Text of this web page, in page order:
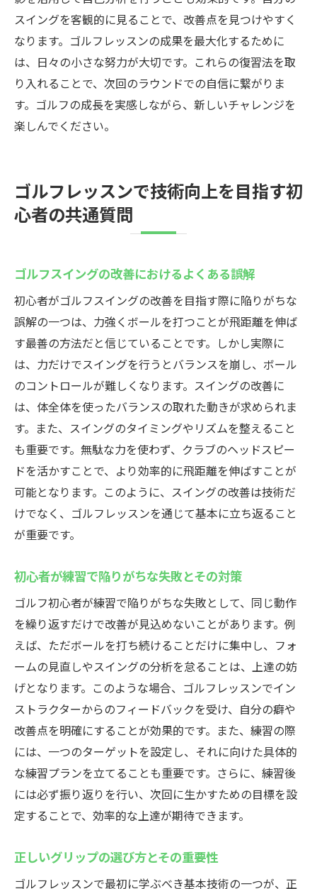
スイングを客観的に見ることで、改善点を見つけやすく
なります。ゴルフレッスンの成果を最大化するために
は、日々の小さな努力が大切です。これらの復習法を取
り入れることで、次回のラウンドでの自信に繋がりま
す。ゴルフの成長を実感しながら、新しいチャレンジを
楽しんでください。
ゴルフレッスンで技術向上を目指す初
心者の共通質問
ゴルフスイングの改善におけるよくある誤解
初心者がゴルフスイングの改善を目指す際に陥りがちな
誤解の一つは、力強くボールを打つことが飛距離を伸ば
す最善の方法だと信じていることです。しかし実際に
は、力だけでスイングを行うとバランスを崩し、ボール
のコントロールが難しくなります。スイングの改善に
は、体全体を使ったバランスの取れた動きが求められま
す。また、スイングのタイミングやリズムを整えること
も重要です。無駄な力を使わず、クラブのヘッドスピー
ドを活かすことで、より効率的に飛距離を伸ばすことが
可能となります。このように、スイングの改善は技術だ
けでなく、ゴルフレッスンを通じて基本に立ち返ること
が重要です。
初心者が練習で陥りがちな失敗とその対策
ゴルフ初心者が練習で陥りがちな失敗として、同じ動作
を繰り返すだけで改善が見込めないことがあります。例
えば、ただボールを打ち続けることだけに集中し、フォ
ームの見直しやスイングの分析を怠ることは、上達の妨
げとなります。このような場合、ゴルフレッスンでイン
ストラクターからのフィードバックを受け、自分の癖や
改善点を明確にすることが効果的です。また、練習の際
には、一つのターゲットを設定し、それに向けた具体的
な練習プランを立てることも重要です。さらに、練習後
には必ず振り返りを行い、次回に生かすための目標を設
定することで、効率的な上達が期待できます。
正しいグリップの選び方とその重要性
ゴルフレッスンで最初に学ぶべき基本技術の一つが、正